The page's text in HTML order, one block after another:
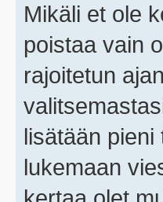
Mikäli et ole
poistaa vain
rajoitetun
lisätään
lukemaan